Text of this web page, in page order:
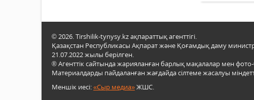
© 2026. Tirshilik-tynysy.kz ақпараттық агенттігі.
Қазақстан Республикасы Ақпарат және Қоғамдық даму
21.07.2022 жылы берілген.
® Агенттік сайтында жарияланған барлық мақалалар мен
Материалдарды пайдаланған жағдайда сілтеме жасалуы
Меншік иесі:«Сыр медиа»ЖШС.